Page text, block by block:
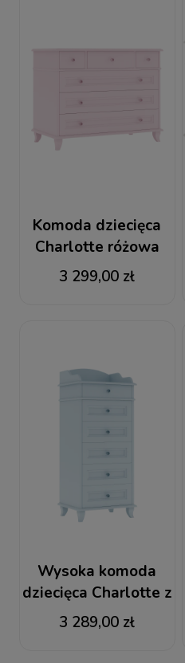
Komoda dziecięca
Charlotte różowa
3 299,00 zł
Wysoka komoda
dziecięca Charlotte z
szufladami błękitna
3 289,00 zł